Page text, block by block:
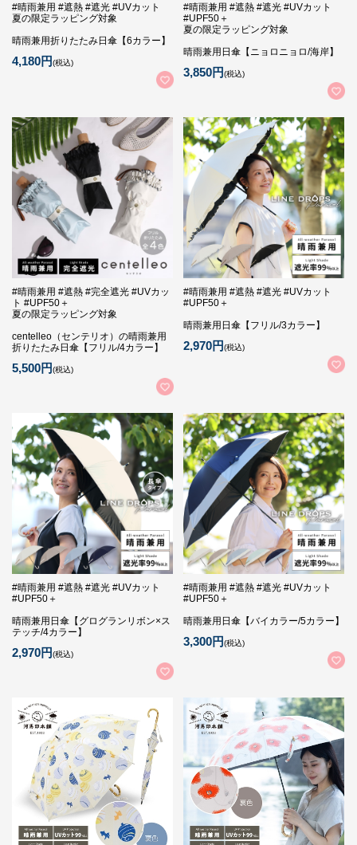
#晴雨兼用 #遮熱 #遮光 #UVカット
夏の限定ラッピング対象
晴雨兼用折りたたみ日傘【6カラー】
4,180円(税込)
#晴雨兼用 #遮熱 #遮光 #UVカット
#UPF50＋
夏の限定ラッピング対象
晴雨兼用日傘【ニョロニョロ/海岸】
3,850円(税込)
#晴雨兼用 #遮熱 #完全遮光 #UVカッ
ト #UPF50＋
夏の限定ラッピング対象
centelleo（センテリオ）の晴雨兼用
折りたたみ日傘【フリル/4カラー】
5,500円(税込)
#晴雨兼用 #遮熱 #遮光 #UVカット
#UPF50＋
晴雨兼用日傘【フリル/3カラー】
2,970円(税込)
#晴雨兼用 #遮熱 #遮光 #UVカット
#UPF50＋
晴雨兼用日傘【グログランリボン×ス
テッチ/4カラー】
2,970円(税込)
#晴雨兼用 #遮熱 #遮光 #UVカット
#UPF50＋
晴雨兼用日傘【バイカラー/5カラー】
3,300円(税込)